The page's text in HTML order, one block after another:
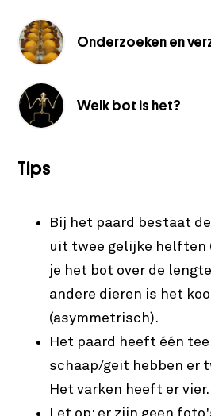
Onderzoeken en
Welk bot is het?
Tips
Bij het paard bestaat
uit twee gelijke helften
je het bot over de
andere dieren is het
(asymmetrisch).
Het paard heeft één
schaap/geit hebben er
Het varken heeft er vier.